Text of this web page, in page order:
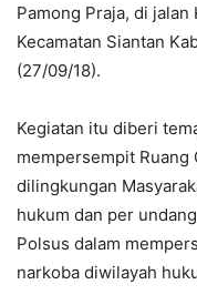
Pamong Praja, di jalan
Kecamatan Siantan
(27/09/18).
Kegiatan itu diberi
mempersempit Ruang
dilingkungan
hukum dan per
Polsus dalam
narkoba diwilayah